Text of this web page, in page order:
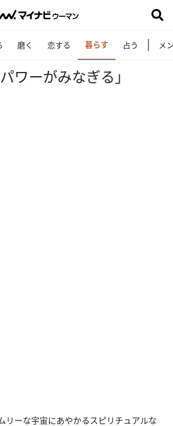
磨く 恋する 暮らす 占う メ
ワーがみなぎる」
リーな宇宙にあやかるスピリチュアルな